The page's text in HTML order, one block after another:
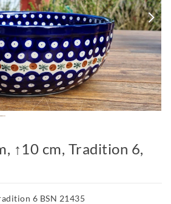
↑10 cm, Tradition 6,
6 BSN 21435